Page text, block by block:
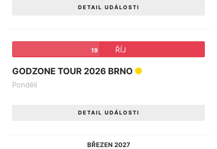
DETAIL UDÁLOSTI
19 ŘÍJ
GODZONE TOUR 2026 BRNO
Pondělí
DETAIL UDÁLOSTI
BŘEZEN 2027